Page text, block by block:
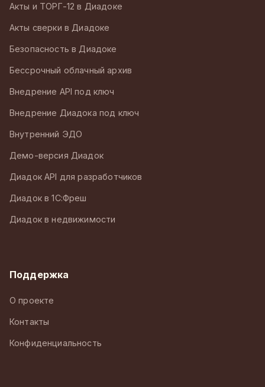
Акты и ТОРГ-12 в Диадоке
Акты сверки в Диадоке
Безопасность в Диадоке
Бессрочный облачный архив
Внедрение API под ключ
Внедрение Диадока под ключ
Внутренний ЭДО
Демо-версия Диадок
Диадок API для разработчиков
Диадок в 1С:Фреш
Диадок в недвижимости
Поддержка
О проекте
Контакты
Конфиденциальность